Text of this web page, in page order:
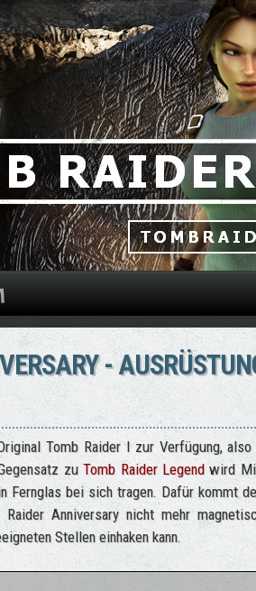
Direkt zum
-
Tomb Raider I zur Verfügung,
zuTomb Raider Legendwird
Fernglas bei sich tragen. Dafür kommt
Anniversary nicht mehr
Stellen einhaken kann.